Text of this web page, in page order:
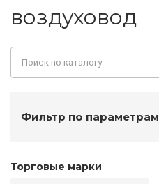
воздуховод
Фильтр по параметрам
Торговые марки